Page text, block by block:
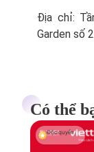
Địa chỉ:
Garden số
Có thể
Độc quyền